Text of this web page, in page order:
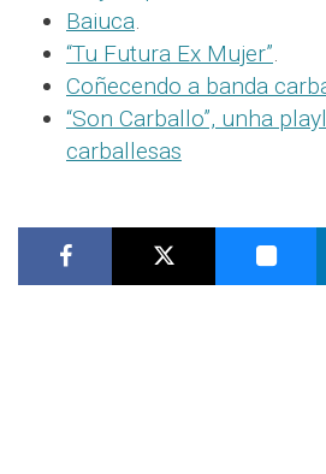
Baiuca.
“Tu Futura Ex Mujer”.
Coñecendo a banda
“Son Carballo”, unha
carballesas